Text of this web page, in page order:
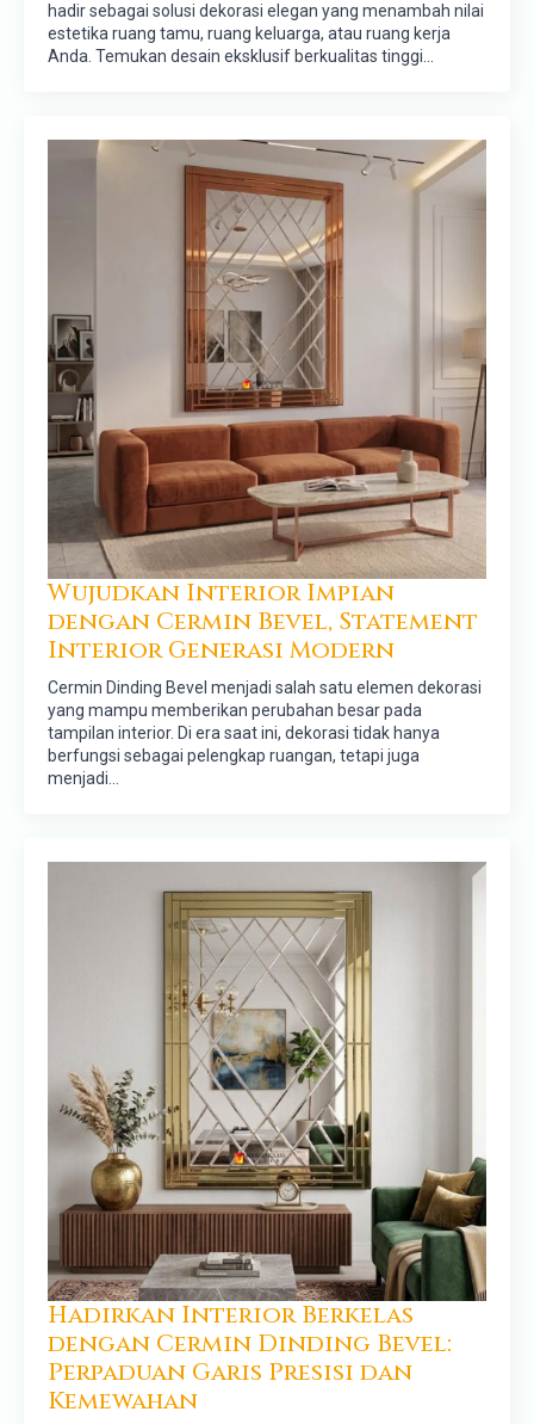
hadir sebagai solusi dekorasi elegan yang menambah nilai
estetika ruang tamu, ruang keluarga, atau ruang kerja
Anda. Temukan desain eksklusif berkualitas tinggi…
Wujudkan Interior Impian
dengan Cermin Bevel, Statement
Interior Generasi Modern
Cermin Dinding Bevel menjadi salah satu elemen dekorasi
yang mampu memberikan perubahan besar pada
tampilan interior. Di era saat ini, dekorasi tidak hanya
berfungsi sebagai pelengkap ruangan, tetapi juga
menjadi…
Hadirkan Interior Berkelas
dengan Cermin Dinding Bevel:
Perpaduan Garis Presisi dan
Kemewahan